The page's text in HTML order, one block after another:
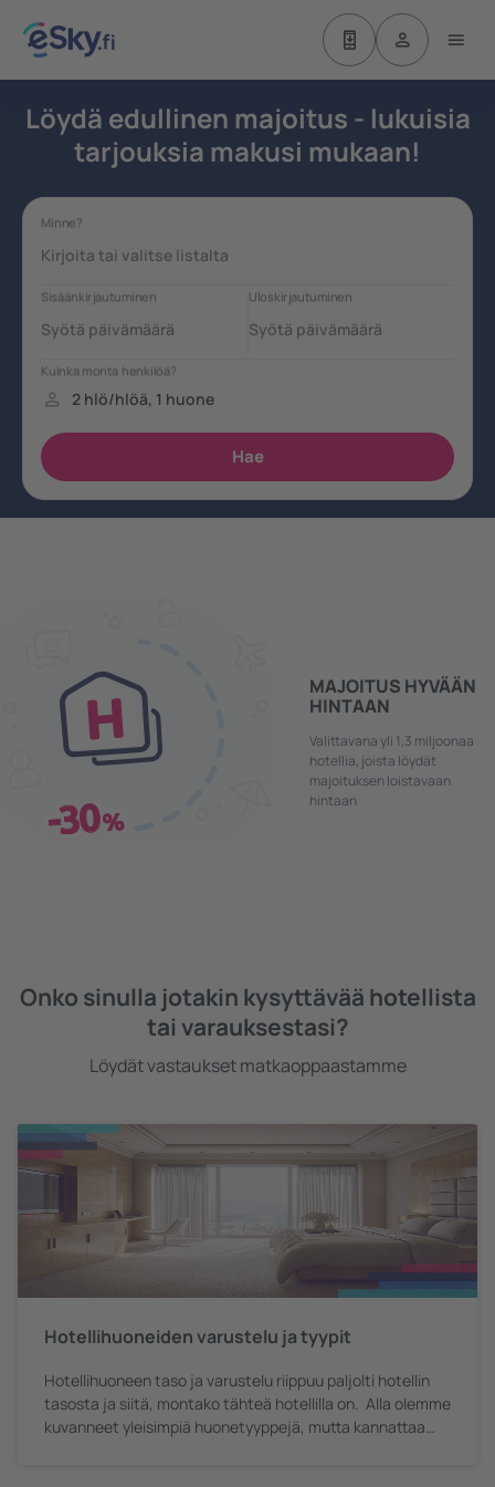
Löydä edullinen majoitus - lukuisia
tarjouksia makusi mukaan!
MAJOITUS HYVÄÄN
HINTAAN
Valittavana yli 1,3 miljoonaa
hotellia, joista löydät
majoituksen loistavaan
hintaan
Onko sinulla jotakin kysyttävää hotellista
tai varauksestasi?
Löydät vastaukset matkaoppaastamme
Hotellihuoneiden varustelu ja tyypit
Hotellihuoneen taso ja varustelu riippuu paljolti hotellin
tasosta ja siitä, montako tähteä hotellilla on. Alla olemme
kuvanneet yleisimpiä huonetyyppejä, mutta kannattaa